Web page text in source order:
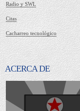
Radio y SWL
Citas
Cacharreo tecnológico
ACERCA DE